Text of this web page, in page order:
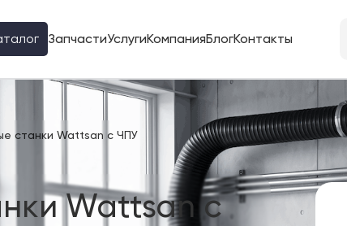
ЗапчастиУслугиКомпанияБлогКонтакты
станки Wattsan с ЧПУ
Wattsan с